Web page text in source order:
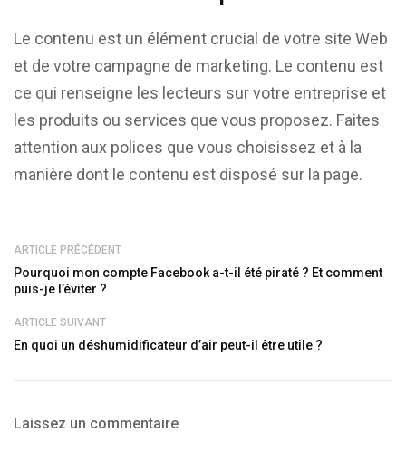
Le contenu est un élément crucial de votre site Web
et de votre campagne de marketing. Le contenu est
ce qui renseigne les lecteurs sur votre entreprise et
les produits ou services que vous proposez. Faites
attention aux polices que vous choisissez et à la
manière dont le contenu est disposé sur la page.
ARTICLE PRÉCÉDENT
Pourquoi mon compte Facebook a-t-il été piraté ? Et comment
puis-je l’éviter ?
ARTICLE SUIVANT
En quoi un déshumidificateur d’air peut-il être utile ?
Laissez un commentaire